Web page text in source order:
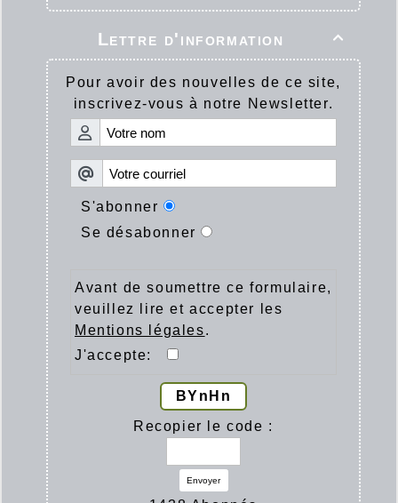

Lettre d'information
Pour avoir des nouvelles de ce site,
inscrivez-vous à notre Newsletter.
S'abonner
Se désabonner
Avant de soumettre ce formulaire,
veuillez lire et accepter les
Mentions légales.
J'accepte:
BYnHn
Recopier le code :
Envoyer